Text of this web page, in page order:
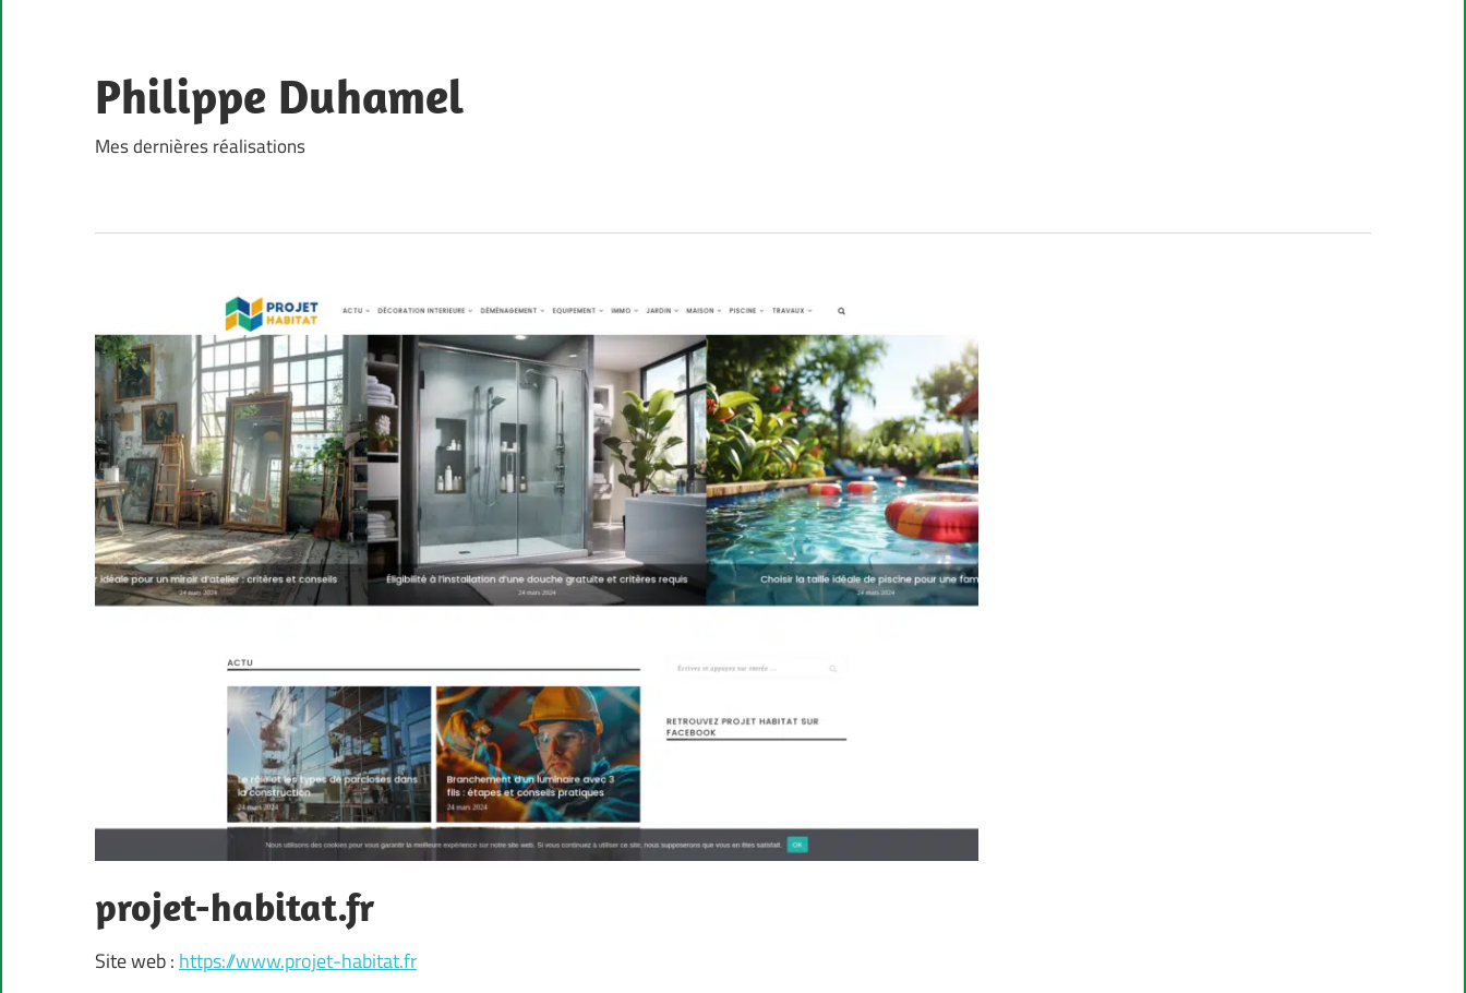
content
Philippe Duhamel
Mes dernières réalisations
projet-habitat.fr
Site web : https://www.projet-habitat.fr